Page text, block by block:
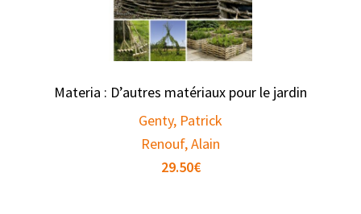
Materia : D’autres matériaux pour le jardin
Genty, Patrick
Renouf, Alain
29.50€